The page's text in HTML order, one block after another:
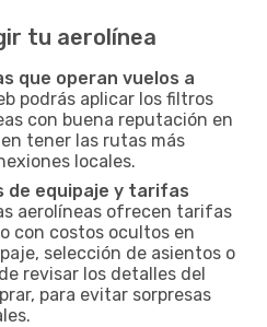
tu aerolínea
que operan vuelos a
podrás aplicar los filtros
con buena reputación en
tener las rutas más
locales.
de equipaje y tarifas
aerolíneas ofrecen tarifas
con costos ocultos en
selección de asientos o
revisar los detalles del
para evitar sorpresas